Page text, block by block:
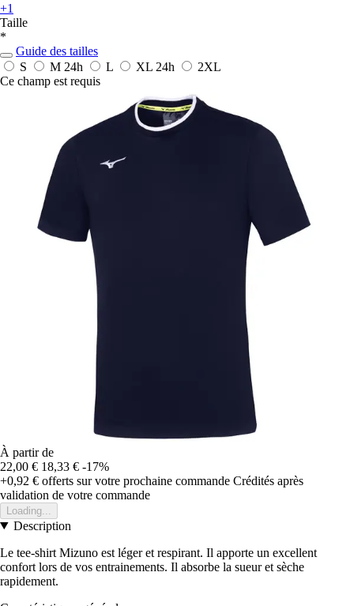
+1
Taille
*
Guide des tailles
S
M 24h L XL 24h
2XL
Ce champ est requis
À partir de
22,00 € 18,33 € -17%
+0,92 € offerts sur votre prochaine commande Crédités après
validation de votre commande
Loading...
Description
Le tee-shirt Mizuno est léger et respirant. Il apporte un excellent
confort lors de vos entrainements. Il absorbe la sueur et sèche
rapidement.